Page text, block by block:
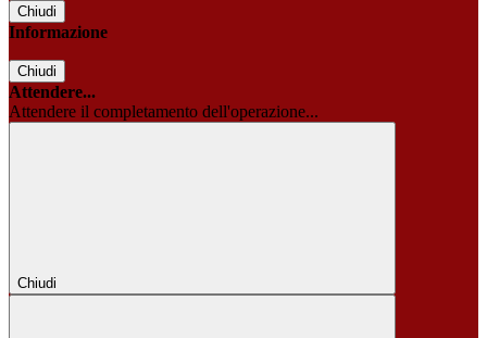
Chiudi
Informazione
Chiudi
Attendere...
Attendere il completamento dell'operazione...
Chiudi